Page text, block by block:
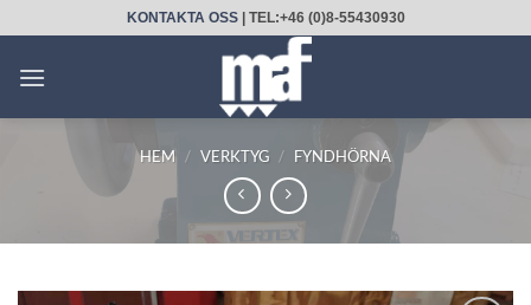
to
content
KONTAKTA OSS| TEL:+46 (0)8-55430930
HEM / VERKTYG / FYNDHÖRNA